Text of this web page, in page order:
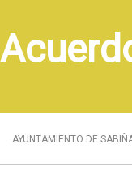
AYUNTAMIENTO DE